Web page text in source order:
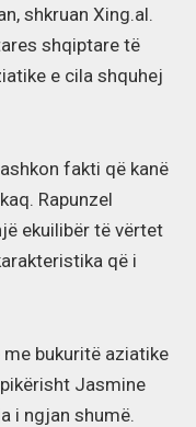
shkruan Xing.al.
shqiptare të
e cila shquhej
fakti që kanë
Rapunzel
ekuilibër të vërtet
që i
bukuritë aziatike
Jasmine
i ngjan shumë.